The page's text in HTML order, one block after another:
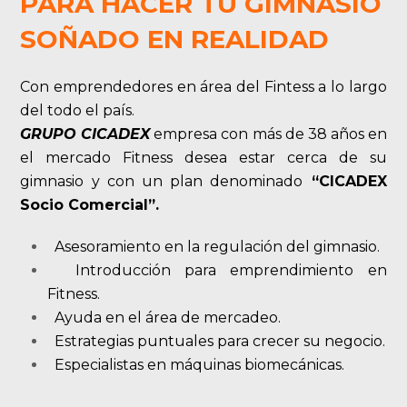
SOÑADO EN REALIDAD
Con emprendedores en área del Fintess a lo largo
del todo el país.
GRUPO CICADEXempresa con más de 38 años en
el mercado Fitness desea estar cerca de su
gimnasio y con un plan denominado “CICADEX
Socio Comercial”.
Asesoramiento en la regulación del gimnasio.
Introducción para emprendimiento en
Fitness.
Ayuda en el área de mercadeo.
Estrategias puntuales para crecer su negocio.
Especialistas en máquinas biomecánicas.